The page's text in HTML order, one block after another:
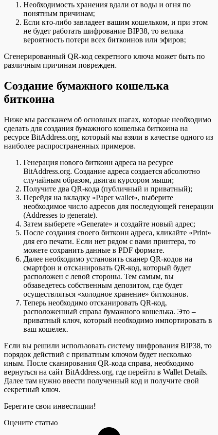
Необходимость хранения вдали от воды и огня по
понятным причинам;
Если кто-либо завладеет вашим кошельком, и при этом
не будет работать шифрование BIP38, то велика
вероятность потери всех биткоинов или эфиров;
Сгенерированный QR-код секретного ключа может быть по
различным причинам поврежден.
Создание бумажного кошелька
биткоина
Ниже мы расскажем об основных шагах, которые необходимо
сделать для создания бумажного кошелька биткоина на
ресурсе BitAddress.org, который мы взяли в качестве одного из
наиболее распространенных примеров.
Генерация нового биткоин адреса на ресурсе
BitAddress.org. Создание адреса создается абсолютно
случайным образом, двигая курсором мыши;
Получите два QR-кода (публичный и приватный);
Перейдя на вкладку «Paper wallet», выберите
необходимое число адресов для последующей генерации
(Addresses to generate).
Затем выберете «Generate» и создайте новый адрес;
После создания своего биткоин адреса, кликайте «Print»
для его печати. Если нет рядом с вами принтера, то
можете сохранить данные в PDF формате.
Далее необходимо установить сканер QR-кодов на
смартфон и отсканировать QR-код, который будет
расположен с левой стороны. Тем самым, вы
обзаведетесь собственным депозитом, где будет
осуществляться «холодное хранение» биткоинов.
Теперь необходимо отсканировать QR-код,
расположенный справа бумажного кошелька. Это –
приватный ключ, который необходимо импортировать в
ваш кошелек.
Если вы решили использовать систему шифрования BIP38, то
порядок действий с приватным ключом будет несколько
иным. После сканирования QR-кода справа, необходимо
вернуться на сайт BitAddress.org, где перейти в Wallet Details.
Далее там нужно ввести полученный код и получите свой
секретный ключ.
Берегите свои инвестиции!
Оцените статью